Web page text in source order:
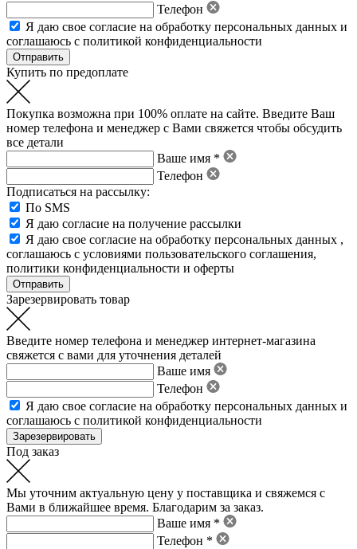
Телефон
Я даю свое согласие на обработку персональных данных и
соглашаюсь с политикой конфиденциальности
Купить по предоплате
Покупка возможна при 100% оплате на сайте. Введите Ваш
номер телефона и менеджер с Вами свяжется чтобы обсудить
все детали
Ваше имя *
Телефон
Подписаться на рассылку:
По SMS
Я даю согласие на получение рассылки
Я даю свое согласие на обработку персональных данных ,
соглашаюсь с условиями пользовательского соглашения,
политики конфиденциальности и оферты
Зарезервировать товар
Введите номер телефона и менеджер интернет-магазина
свяжется с вами для уточнения деталей
Ваше имя
Телефон
Я даю свое согласие на обработку персональных данных и
соглашаюсь с политикой конфиденциальности
Под заказ
Мы уточним актуальную цену у поставщика и свяжемся с
Вами в ближайшее время. Благодарим за заказ.
Ваше имя *
Телефон *